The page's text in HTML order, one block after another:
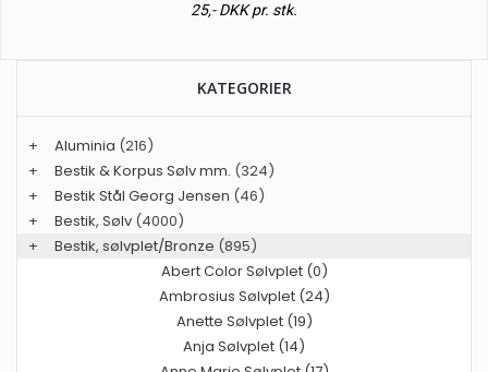
25,- DKK pr. stk.
KATEGORIER
+ Aluminia (216)
+
Bestik & Korpus Sølv mm. (324)
+
Bestik Stål Georg Jensen (46)
+
Bestik, Sølv (4000)
+
Bestik, sølvplet/Bronze (895)
Abert Color Sølvplet (0)
Ambrosius Sølvplet (24)
Anette Sølvplet (19)
Anja Sølvplet (14)